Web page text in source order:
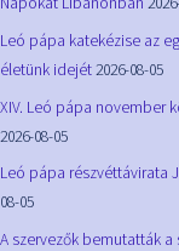
Leó pápa katekézise az
életünk idejét2026-08-05
XIV. Leó pápa november
2026-08-05
Leó pápa részvéttávirata
08-05
A szervezők bemutatták